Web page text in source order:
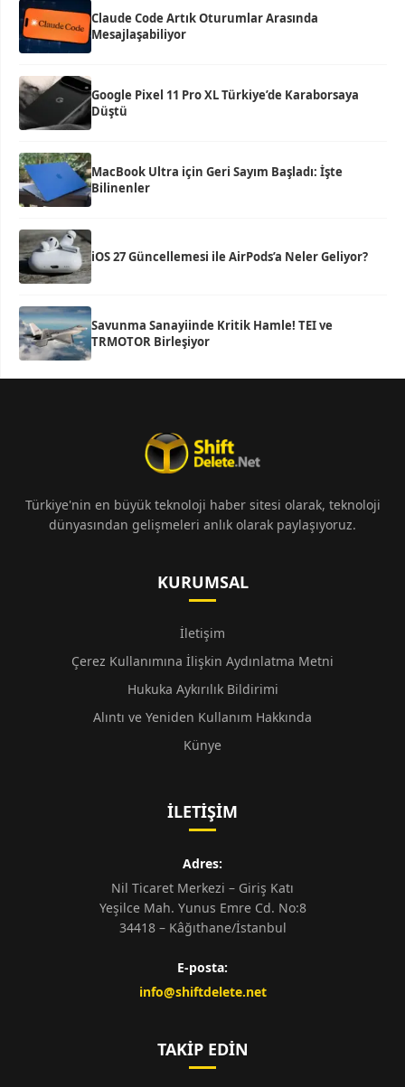
Claude Code Artık Oturumlar Arasında
Mesajlaşabiliyor
Google Pixel 11 Pro XL Türkiye’de Karaborsaya
Düştü
MacBook Ultra için Geri Sayım Başladı: İşte
Bilinenler
iOS 27 Güncellemesi ile AirPods’a Neler Geliyor?
Savunma Sanayiinde Kritik Hamle! TEI ve
TRMOTOR Birleşiyor
Türkiye'nin en büyük teknoloji haber sitesi olarak, teknoloji
dünyasından gelişmeleri anlık olarak paylaşıyoruz.
KURUMSAL
İletişim
Çerez Kullanımına İlişkin Aydınlatma Metni
Hukuka Aykırılık Bildirimi
Alıntı ve Yeniden Kullanım Hakkında
Künye
İLETIŞIM
Adres:
Nil Ticaret Merkezi – Giriş Katı
Yeşilce Mah. Yunus Emre Cd. No:8
34418 – Kâğıthane/İstanbul
E-posta:
info@shiftdelete.net
TAKIP EDIN